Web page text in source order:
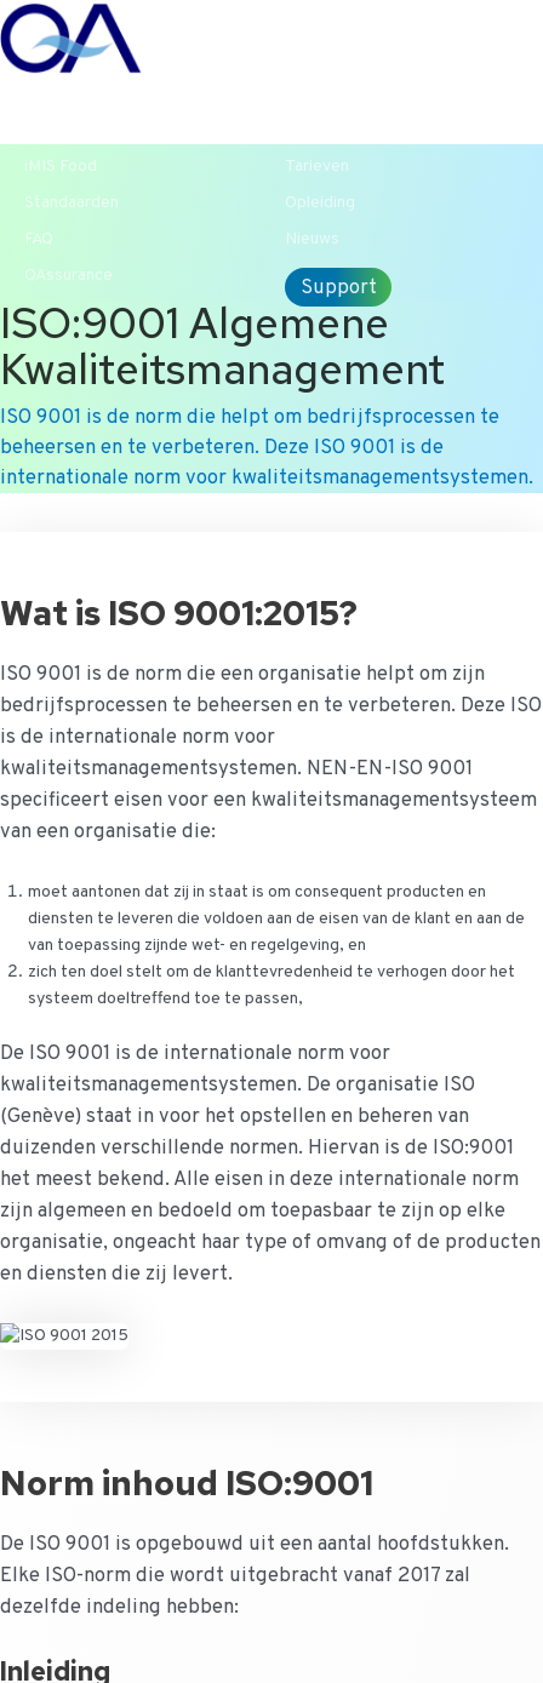
iMIS Food
Tarieven
Standaarden
Opleiding
FAQ
Nieuws
QAssurance
Support
ISO:9001 Algemene
Kwaliteitsmanagement
ISO 9001 is de norm die helpt om bedrijfsprocessen te
beheersen en te verbeteren. Deze ISO 9001 is de
internationale norm voor kwaliteitsmanagementsystemen.
inhoud
Wat is ISO 9001:2015?
ISO 9001 is de norm die een organisatie helpt om zijn
bedrijfsprocessen te beheersen en te verbeteren. Deze ISO
is de internationale norm voor
kwaliteitsmanagementsystemen. NEN-EN-ISO 9001
specificeert eisen voor een kwaliteitsmanagementsysteem
van een organisatie die:
moet aantonen dat zij in staat is om consequent producten en
diensten te leveren die voldoen aan de eisen van de klant en aan de
van toepassing zijnde wet- en regelgeving, en
zich ten doel stelt om de klanttevredenheid te verhogen door het
systeem doeltreffend toe te passen,
De ISO 9001 is de internationale norm voor
kwaliteitsmanagementsystemen. De organisatie ISO
(Genève) staat in voor het opstellen en beheren van
duizenden verschillende normen. Hiervan is de ISO:9001
het meest bekend. Alle eisen in deze internationale norm
zijn algemeen en bedoeld om toepasbaar te zijn op elke
organisatie, ongeacht haar type of omvang of de producten
en diensten die zij levert.
Norm inhoud ISO:9001
De ISO 9001 is opgebouwd uit een aantal hoofdstukken.
Elke ISO-norm die wordt uitgebracht vanaf 2017 zal
dezelfde indeling hebben:
Inleiding